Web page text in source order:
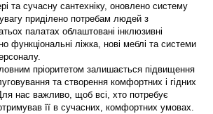
та сучасну сантехніку, оновлено систему
приділено потребам людей з
палатах облаштовані інклюзивні
функціональні ліжка, нові меблі та системи
пріоритетом залишається підвищення
та створення комфортних і гідних
нас важливо, щоб всі, хто потребує
її в сучасних, комфортних умовах.